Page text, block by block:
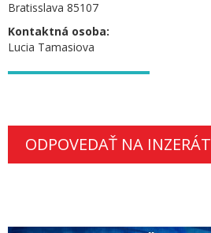
Bratisslava 85107
Kontaktná osoba:
Lucia Tamasiova
ODPOVEDAŤ NA INZERÁT